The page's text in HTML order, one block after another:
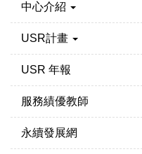
中心介紹
USR計畫
USR 年報
服務績優教師
永續發展網